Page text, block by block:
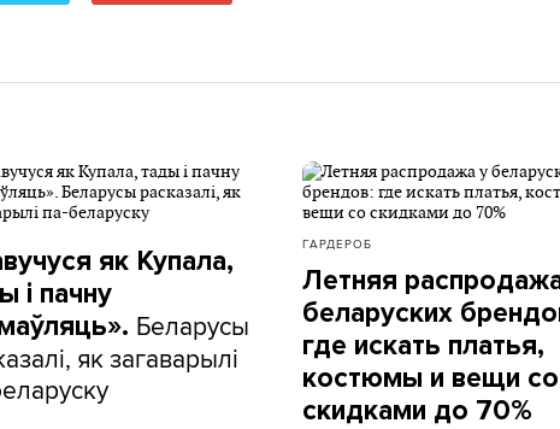
як Купала,
і пачну
Беларусы
як загаварылі
ГАРДЕРОБ
Летняя
беларуских
где искать платья,
костюмы и вещи со
скидками до 70%